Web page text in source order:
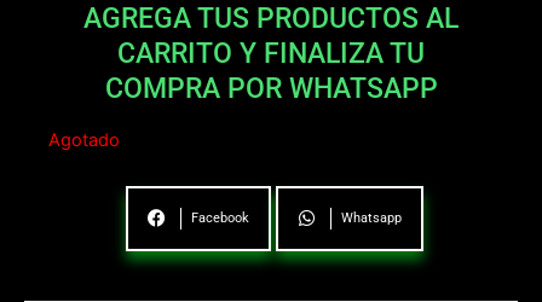
AGREGA TUS PRODUCTOS AL
CARRITO Y FINALIZA TU
COMPRA POR WHATSAPP
Agotado
Facebook Whatsapp